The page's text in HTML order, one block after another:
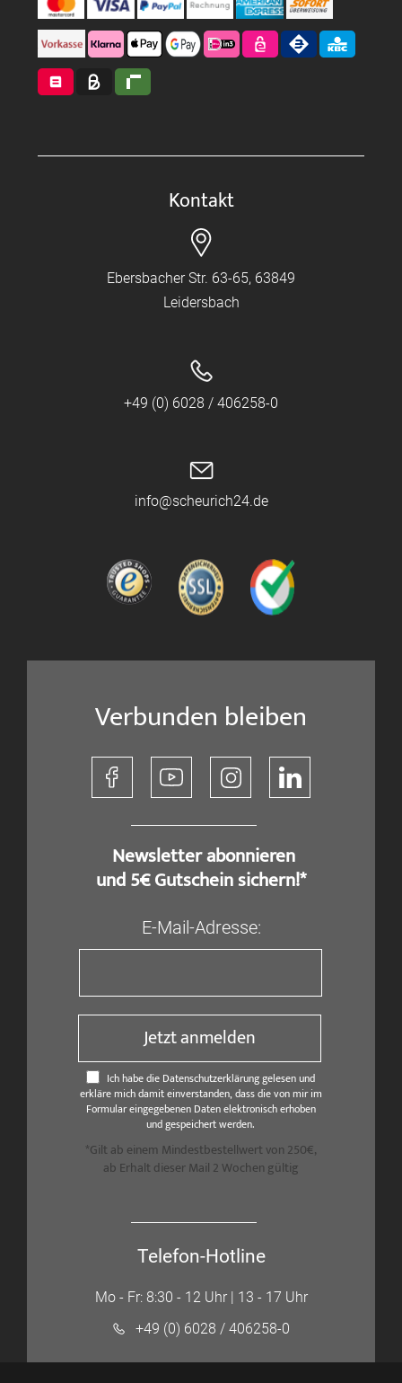
Kontakt
Ebersbacher Str. 63-65, 63849
Leidersbach
+49 (0) 6028 / 406258-0
info@scheurich24.de
Verbunden bleiben
​ Newsletter abonnieren
und 5€ Gutschein sichern!*
E-Mail-Adresse:
Jetzt anmelden
Ich habe die Datenschutzerklärung gelesen und
erkläre mich damit einverstanden, dass die von mir im
Formular eingegebenen Daten elektronisch erhoben
und gespeichert werden.
*Gilt ab einem Mindestbestellwert von 250€,
ab Erhalt dieser Mail 2 Wochen gültig
Telefon-Hotline
Mo - Fr: 8:30 - 12 Uhr | 13 - 17 Uhr
+49 (0) 6028 / 406258-0